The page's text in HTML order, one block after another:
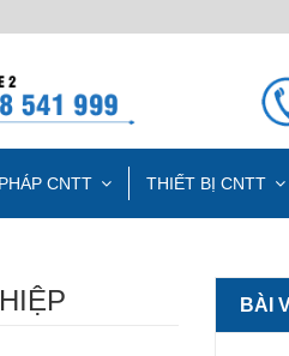
CNTT THIẾT BỊ CNTT
BÀI